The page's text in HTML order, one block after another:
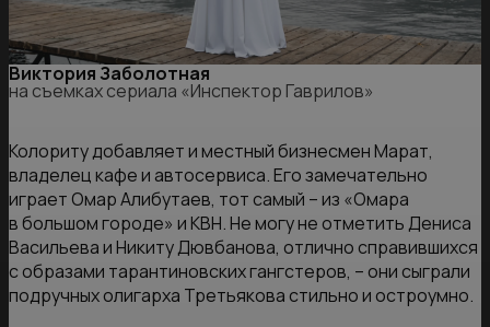
Виктория Заболотная
на съемках сериала «Инспектор Гаврилов»
Колориту добавляет и местный бизнесмен Марат,
владелец кафе и автосервиса. Его замечательно
играет Омар Алибутаев, тот самый – из «Омара
в большом городе» и КВН. Не могу не отметить Дениса
Васильева и Никиту Дювбанова, отлично справившихся
с образами тарантиновских гангстеров, – они сыграли
подручных олигарха Третьякова стильно и остроумно.